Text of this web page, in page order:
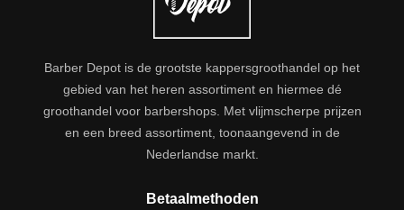
Barber Depot is de grootste kappersgroothandel op het
gebied van het heren assortiment en hiermee dé
groothandel voor barbershops. Met vlijmscherpe prijzen
en een breed assortiment, toonaangevend in de
Nederlandse markt.
Betaalmethoden